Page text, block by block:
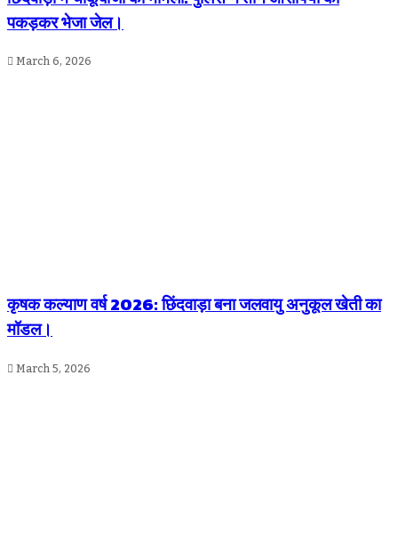
पकड़कर भेजा जेल।
March 6, 2026
कृषक कल्याण वर्ष 2026: छिंदवाड़ा बना जलवायु अनुकूल खेती का
मॉडल।
March 5, 2026